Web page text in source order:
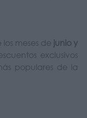
meses de junio y
exclusivos
populares de la